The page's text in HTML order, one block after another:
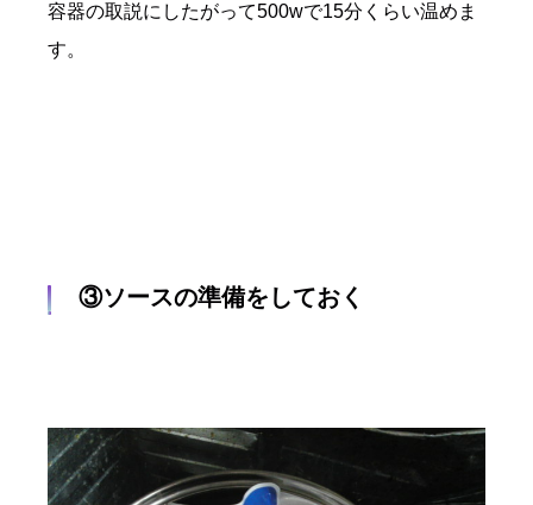
容器の取説にしたがって500wで15分くらい温めま
す。
③ソースの準備をしておく